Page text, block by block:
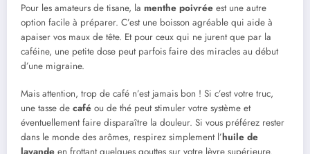
Pour les amateurs de tisane, la menthe poivrée est une autre
option facile à préparer. C’est une boisson agréable qui aide à
apaiser vos maux de tête. Et pour ceux qui ne jurent que par la
caféine, une petite dose peut parfois faire des miracles au début
d’une migraine.
Mais attention, trop de café n’est jamais bon ! Si c’est votre truc,
une tasse de café ou de thé peut stimuler votre système et
éventuellement faire disparaître la douleur. Si vous préférez rester
dans le monde des arômes, respirez simplement l’huile de